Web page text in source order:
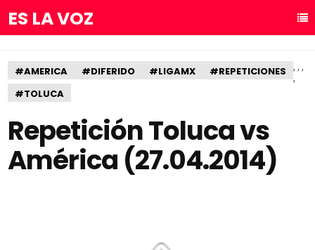
ES LA VOZ
#AMERICA ,
#DIFERIDO ,
#LIGAMX ,
#REPETICIONES ,
#TOLUCA
Repetición Toluca vs
América (27.04.2014)